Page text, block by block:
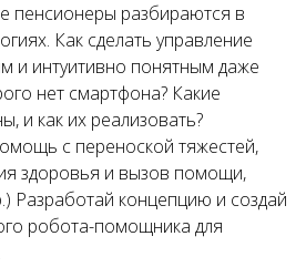
пенсионеры разбираются в
Как сделать управление
и интуитивно понятным даже
нет смартфона? Какие
и как их реализовать?
с переноской тяжестей,
здоровья и вызов помощи,
Разработай концепцию и создай
робота-помощника для